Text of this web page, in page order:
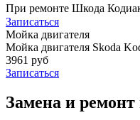
При ремонте Шкода
Записаться
Мойка двигателя
Мойка двигателя Skoda
3961 руб
Записаться
Замена и